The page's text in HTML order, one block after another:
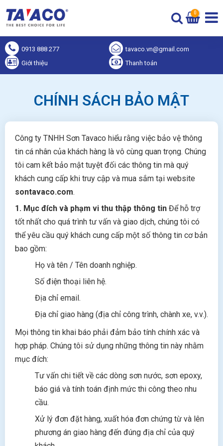
0
0913 888 277
tavaco.vn@gmail.com
Giới thiệu
Thanh toán
CHÍNH SÁCH BẢO MẬT
Công ty TNHH Sơn Tavaco hiểu rằng việc bảo vệ thông
tin cá nhân của khách hàng là vô cùng quan trọng. Chúng
tôi cam kết bảo mật tuyệt đối các thông tin mà quý
khách cung cấp khi truy cập và mua sắm tại website
sontavaco.com.
1. Mục đích và phạm vi thu thập thông tin Để hỗ trợ
tốt nhất cho quá trình tư vấn và giao dịch, chúng tôi có
thể yêu cầu quý khách cung cấp một số thông tin cơ bản
bao gồm:
Họ và tên / Tên doanh nghiệp.
Số điện thoại liên hệ.
Địa chỉ email.
Địa chỉ giao hàng (địa chỉ công trình, chành xe, v.v.).
Mọi thông tin khai báo phải đảm bảo tính chính xác và
hợp pháp. Chúng tôi sử dụng những thông tin này nhằm
mục đích:
Tư vấn chi tiết về các dòng sơn nước, sơn epoxy,
báo giá và tính toán định mức thi công theo nhu
cầu.
Xử lý đơn đặt hàng, xuất hóa đơn chứng từ và lên
phương án giao hàng đến đúng địa chỉ của quý